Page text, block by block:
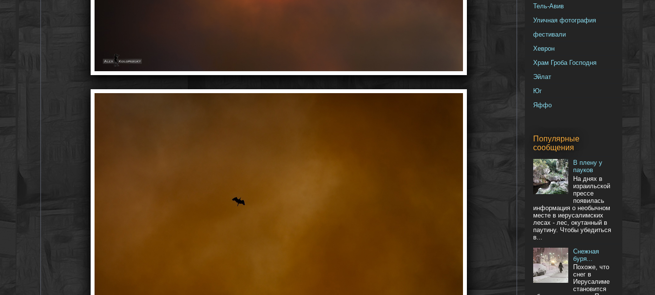
Тель-Авив
Уличная фотография
фестивали
Хеврон
Храм Гроба Господня
Эйлат
Юг
Яффо
Популярные
сообщения
В плену у
пауков
На днях в
израильской
прессе
появилась
информация о необычном
месте в иерусалимских
лесах - лес, окутанный в
паутину. Чтобы убедиться
в...
Снежная
буря...
Похоже, что
снег в
Иерусалиме
становится